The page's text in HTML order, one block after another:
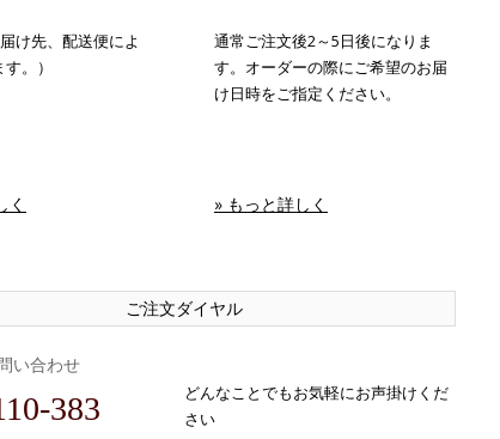
け先、配送便によ
。）
く
通常ご注文後2～5日後になりま
す。オーダーの際にご希望のお届
け日時をご指定ください。
» もっと詳しく
ご注文ダイヤル
い合わせ
383
どんなことでもお気軽にお声掛けくだ
さい